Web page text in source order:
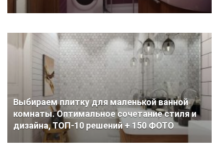
Выбираем плитку для маленькой ванной
комнаты. Оптимальное сочетание стиля и
дизайна, ТОП-10 решений + 150 ФОТО